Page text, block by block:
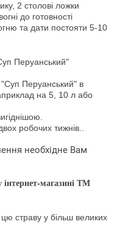
2 столові ложки
до готовності
та дати постояти 5-10
Перуанський"
"Суп Перуанський" в
на 5 10 л або
робочих тижнів
необхідне Вам
інтернет-магазиніТМ
страву у більш великих